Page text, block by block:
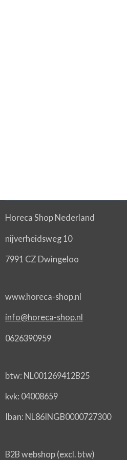
Horeca Shop Nederland
nijverheidsweg 10
7991 CZ Dwingeloo
www.horeca-shop.nl
info@horeca-shop.nl
0626390959
btw: NL001269412B25
kvk: 04008659
Iban: NL86INGB0000727300
B2B webshop (excl. btw)